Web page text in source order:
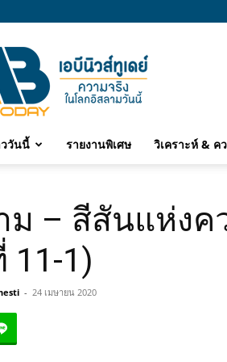
abnewstoday
วันนี้ รายงานพิเศษ วิเคราะห์ & ค
ม – สีสันแห่งค
11-1)
- 24 เมษายน 2020